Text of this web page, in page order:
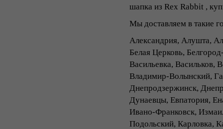
шапка из Rex Rabbit ,
Мы доставляем в такие
Александрия, Алушта,
Белая Церковь,
Васильевка, Васильков,
Владимир-Волынский,
Днепродзержинск,
Дунаевцы, Евпатория,
Ивано-Франковск,
Подольский, Карловка,